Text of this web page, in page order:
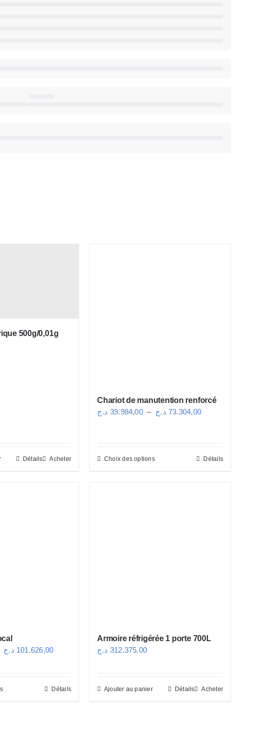
500g/0,01g
Acheter
Détails
Chariot de manutention renforcé
39.984,00 د.ج – 73.304,00 د.ج
Plage
Choix des optionsCe
du
Détails
101.626,00 د.ج
Plage
73.304,00 د.ج
Ce
Détails
Armoire réfrigérée 1 porte 700L
312.375,00 د.ج
Ajouter au panier Acheter
Détails